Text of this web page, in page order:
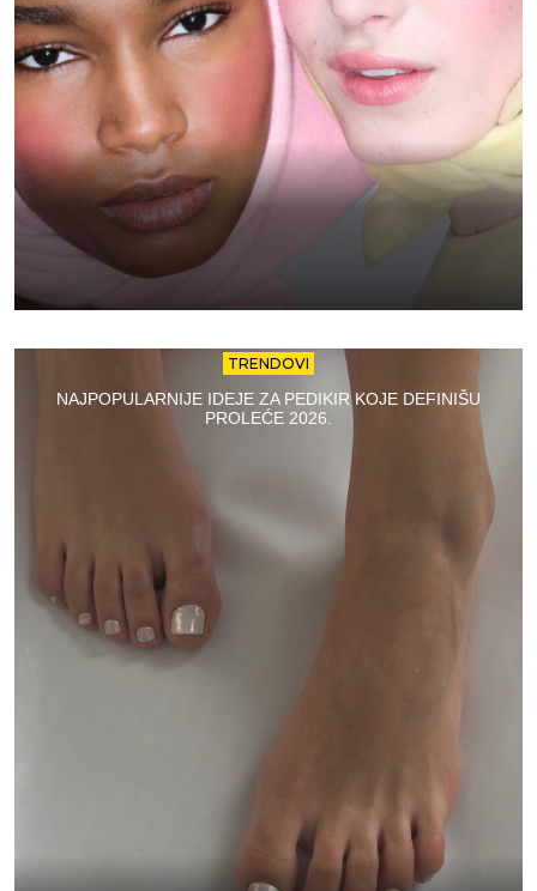
TRENDOVI
NAJPOPULARNIJE IDEJE ZA PEDIKIR KOJE DEFINIŠU
PROLEĆE 2026.